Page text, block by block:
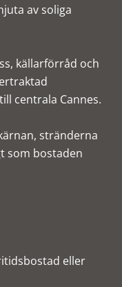
av soliga
källarförråd och
centrala Cannes.
stränderna
som bostaden
eller